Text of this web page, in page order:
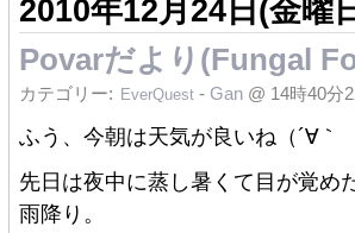
2010年12月24日(金曜
Povarだより(Fungal
カテゴリー: EverQuest - Gan @ 14時40分
ふう、今朝は天気が良いね（´∀
先日は夜中に蒸し暑くて目が覚め
雨降り。